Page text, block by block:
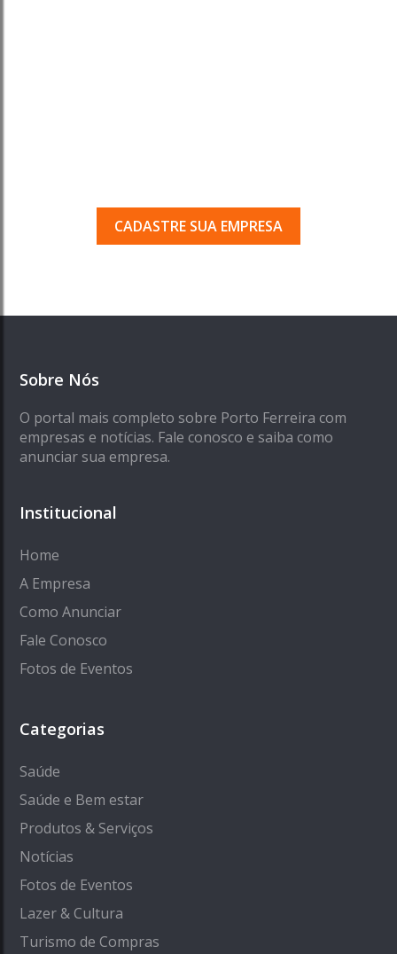
CADASTRE SUA EMPRESA
Sobre Nós
O portal mais completo sobre Porto Ferreira com
empresas e notícias. Fale conosco e saiba como
anunciar sua empresa.
Institucional
Home
A Empresa
Como Anunciar
Fale Conosco
Fotos de Eventos
Categorias
Saúde
Saúde e Bem estar
Produtos & Serviços
Notícias
Fotos de Eventos
Lazer & Cultura
Turismo de Compras